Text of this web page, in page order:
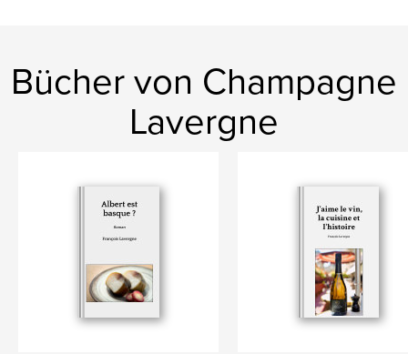
Bücher von Champagne
Lavergne